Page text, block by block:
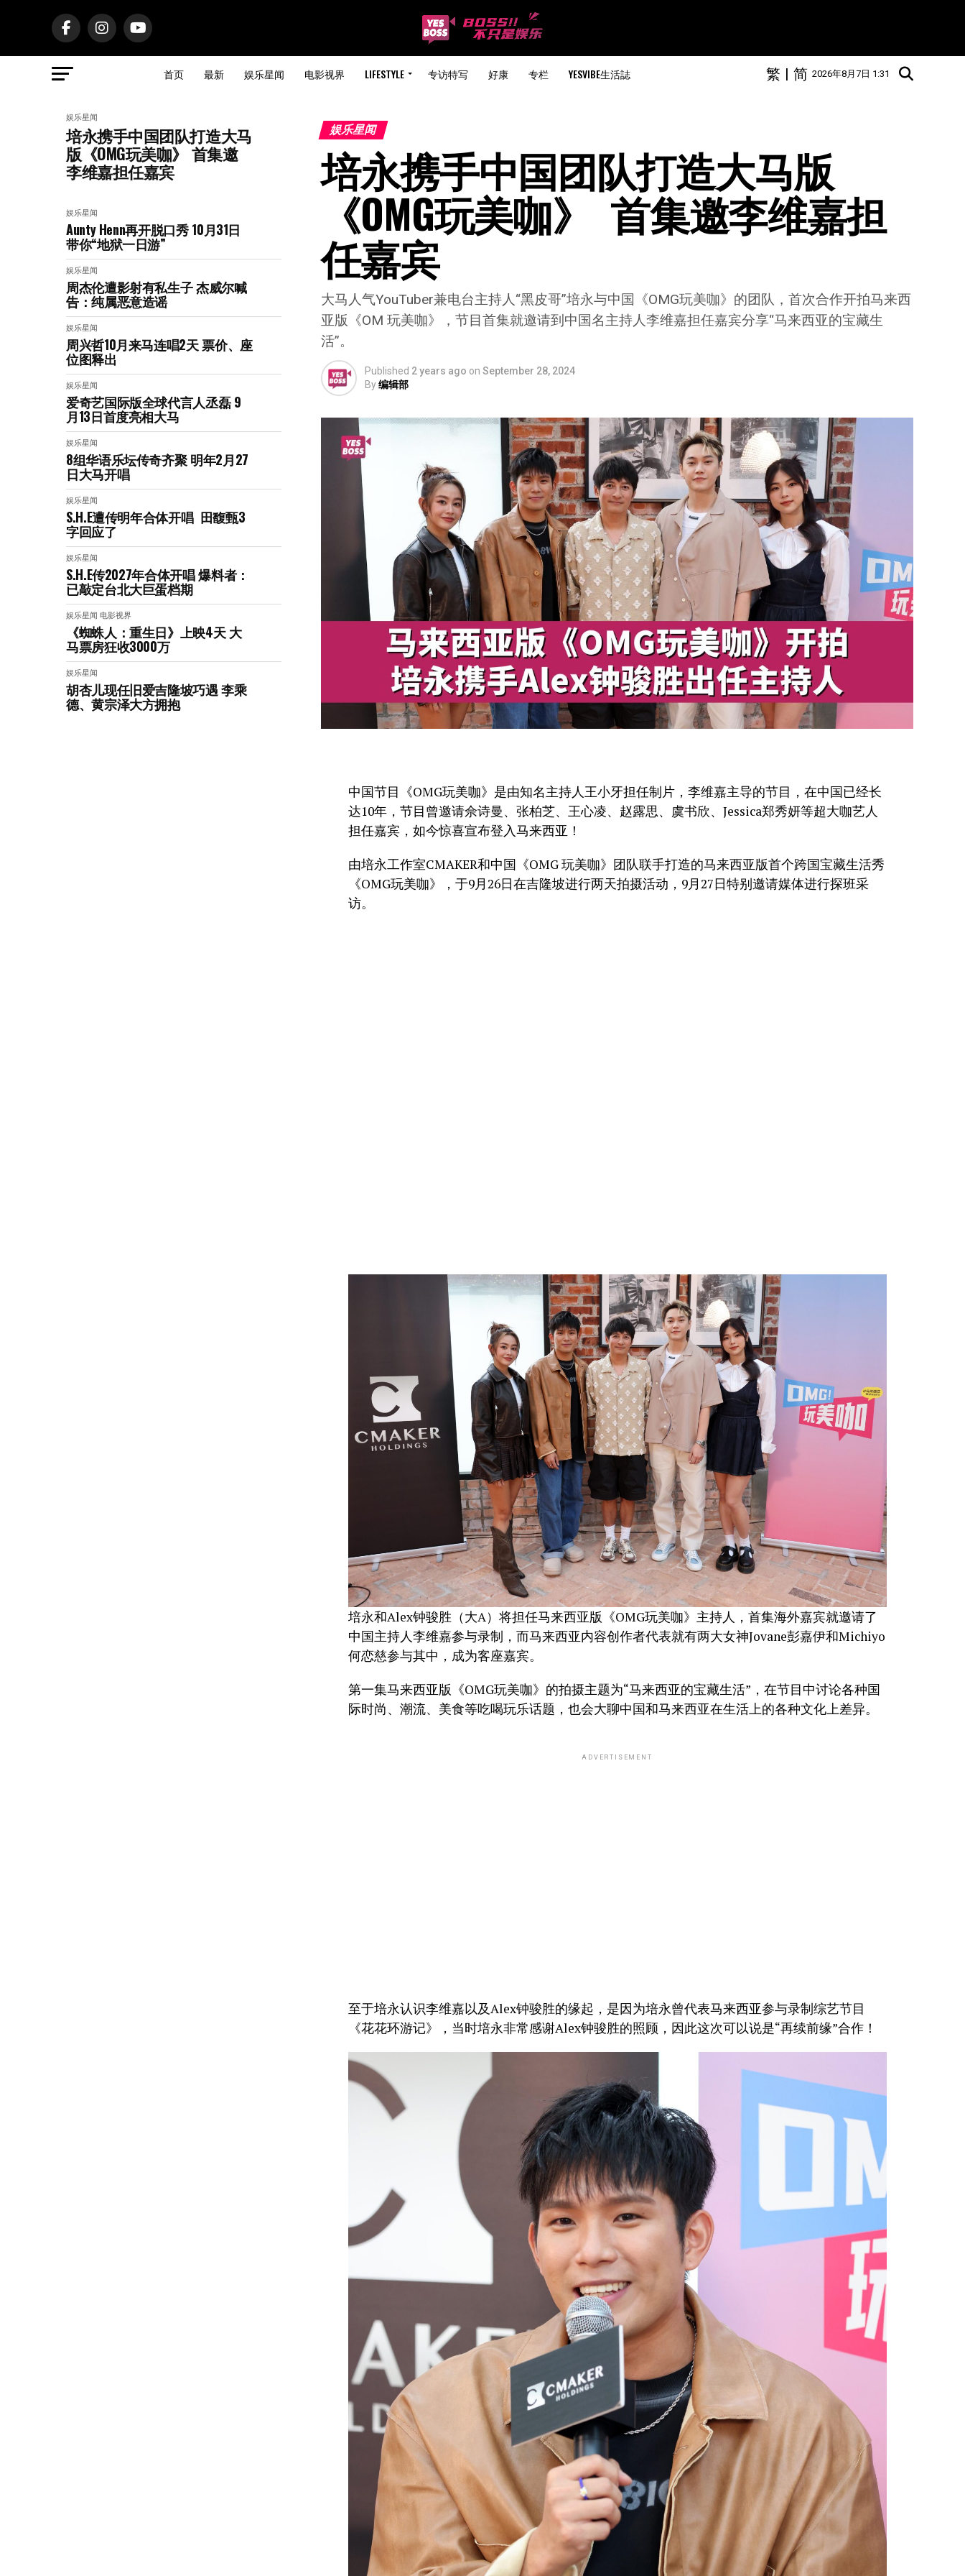
首页 最新 娱乐星闻 电影视界 LIFESTYLE 专访特写 好康 专栏 YESVIBE生活誌 2026年8月7日 1:31
简
|
繁
娱乐星闻
培永携手中国团队打造大马
版《OMG玩美咖》 首集邀
李维嘉担任嘉宾
娱乐星闻
Aunty Henn再开脱口秀 10月31日
带你“地狱一日游”
娱乐星闻
周杰伦遭影射有私生子 杰威尔喊
告：纯属恶意造谣
娱乐星闻
周兴哲10月来马连唱2天 票价、座
位图释出
娱乐星闻
爱奇艺国际版全球代言人丞磊 9
月13日首度亮相大马
娱乐星闻
8组华语乐坛传奇⻬聚 明年2月27
日大马开唱
娱乐星闻
S.H.E遭传明年合体开唱 田馥甄3
字回应了
娱乐星闻
S.H.E传2027年合体开唱 爆料者：
已敲定台北大巨蛋档期
娱乐星闻 电影视界
《蜘蛛人：重生日》上映4天 大
马票房狂收3000万
娱乐星闻
胡杏儿现任旧爱吉隆坡巧遇 李乘
德、黄宗泽大方拥抱
娱乐星闻
培永携手中国团队打造大马版
《OMG玩美咖》  首集邀李维嘉担
任嘉宾
大马人气YouTuber兼电台主持人“黑皮哥”培永与中国《OMG玩美咖》的团队，首次合作开拍马来西
亚版《OM 玩美咖》，节目首集就邀请到中国名主持人李维嘉担任嘉宾分享“马来西亚的宝藏生
活”。
Published 2 years ago on September 28, 2024
By编辑部
中国节目《OMG玩美咖》是由知名主持人王小牙担任制片，李维嘉主导的节目，在中国已经长
达10年，节目曾邀请佘诗曼、张柏芝、王心凌、赵露思、虞书欣、Jessica郑秀妍等超大咖艺人
担任嘉宾，如今惊喜宣布登入马来西亚！
由培永工作室CMAKER和中国《OMG 玩美咖》团队联手打造的马来西亚版首个跨国宝藏生活秀
《OMG玩美咖》，于9月26日在吉隆坡进行两天拍摄活动，9月27日特别邀请媒体进行探班采
访。
培永和Alex钟骏胜（大A）将担任马来西亚版《OMG玩美咖》主持人，首集海外嘉宾就邀请了
中国主持人李维嘉参与录制，而马来西亚内容创作者代表就有两大女神Jovane彭嘉伊和Michiyo
何恋慈参与其中，成为客座嘉宾。
第一集马来西亚版《OMG玩美咖》的拍摄主题为“马来西亚的宝藏生活”，在节目中讨论各种国
际时尚、潮流、美食等吃喝玩乐话题，也会大聊中国和马来西亚在生活上的各种文化上差异。
ADVERTISEMENT
至于培永认识李维嘉以及Alex钟骏胜的缘起，是因为培永曾代表马来西亚参与录制综艺节目
《花花环游记》，当时培永非常感谢Alex钟骏胜的照顾，因此这次可以说是“再续前缘”合作！